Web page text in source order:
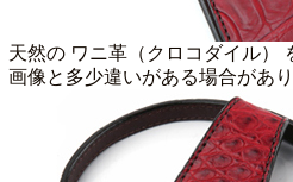
天然の ワニ革（クロコダイル）
画像と多少違いがある場合があり